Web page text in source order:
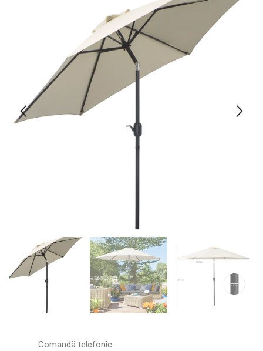
Comandă telefonic: